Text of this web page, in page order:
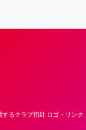
するクラブ指針 ロゴ・リンク